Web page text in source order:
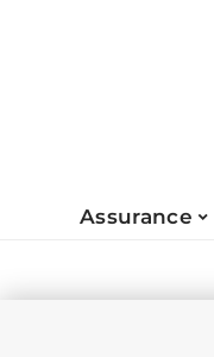
Assurance